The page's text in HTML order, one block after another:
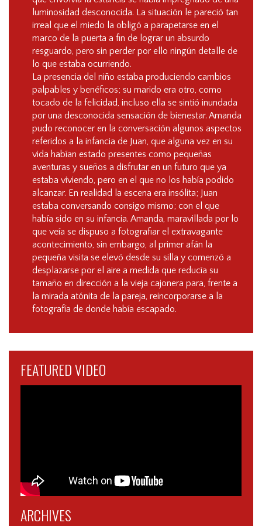
luminosidad desconocida. La situación le pareció tan
irreal que el miedo la obligó a parapetarse en el
marco de la puerta a fin de lograr un absurdo
resguardo, pero sin perder por ello ningún detalle de
lo que estaba ocurriendo.
La presencia del niño estaba produciendo cambios
palpables y benéficos; su marido era otro, como
tocado de la felicidad, incluso ella se sintió inundada
por una desconocida sensación de bienestar. Amanda
pudo reconocer en la conversación algunos aspectos
referidos a la infancia de Juan, que alguna vez en su
vida habían estado presentes como pequeñas
aventuras y sueños a disfrutar en un futuro que ya
estaba viviendo, pero en el que no los había podido
alcanzar. En realidad la escena era insólita; Juan
estaba conversando consigo mismo; con el que
había sido en su infancia. Amanda, maravillada por lo
que veía se dispuso a fotografiar el extravagante
acontecimiento, sin embargo, al primer afán la
pequeña visita se elevó desde su silla y comenzó a
desplazarse por el aire a medida que reducía su
tamaño en dirección a la vieja cajonera para, frente a
la mirada atónita de la pareja, reincorporarse a la
fotografía de donde había escapado.
FEATURED VIDEO
ARCHIVES